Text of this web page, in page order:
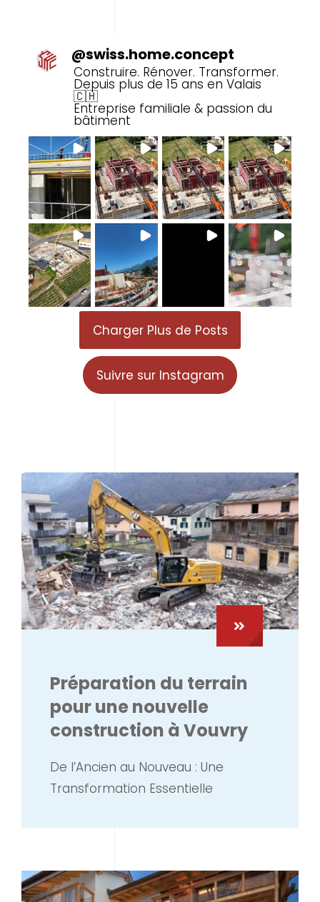
@swiss.home.concept
Construire. Rénover. Transformer.
Depuis plus de 15 ans en Valais
🇨🇭
Entreprise familiale & passion du
bâtiment
Charger Plus de Posts
Suivre sur Instagram
Préparation du terrain
pour une nouvelle
construction à Vouvry
De l’Ancien au Nouveau : Une
Transformation Essentielle